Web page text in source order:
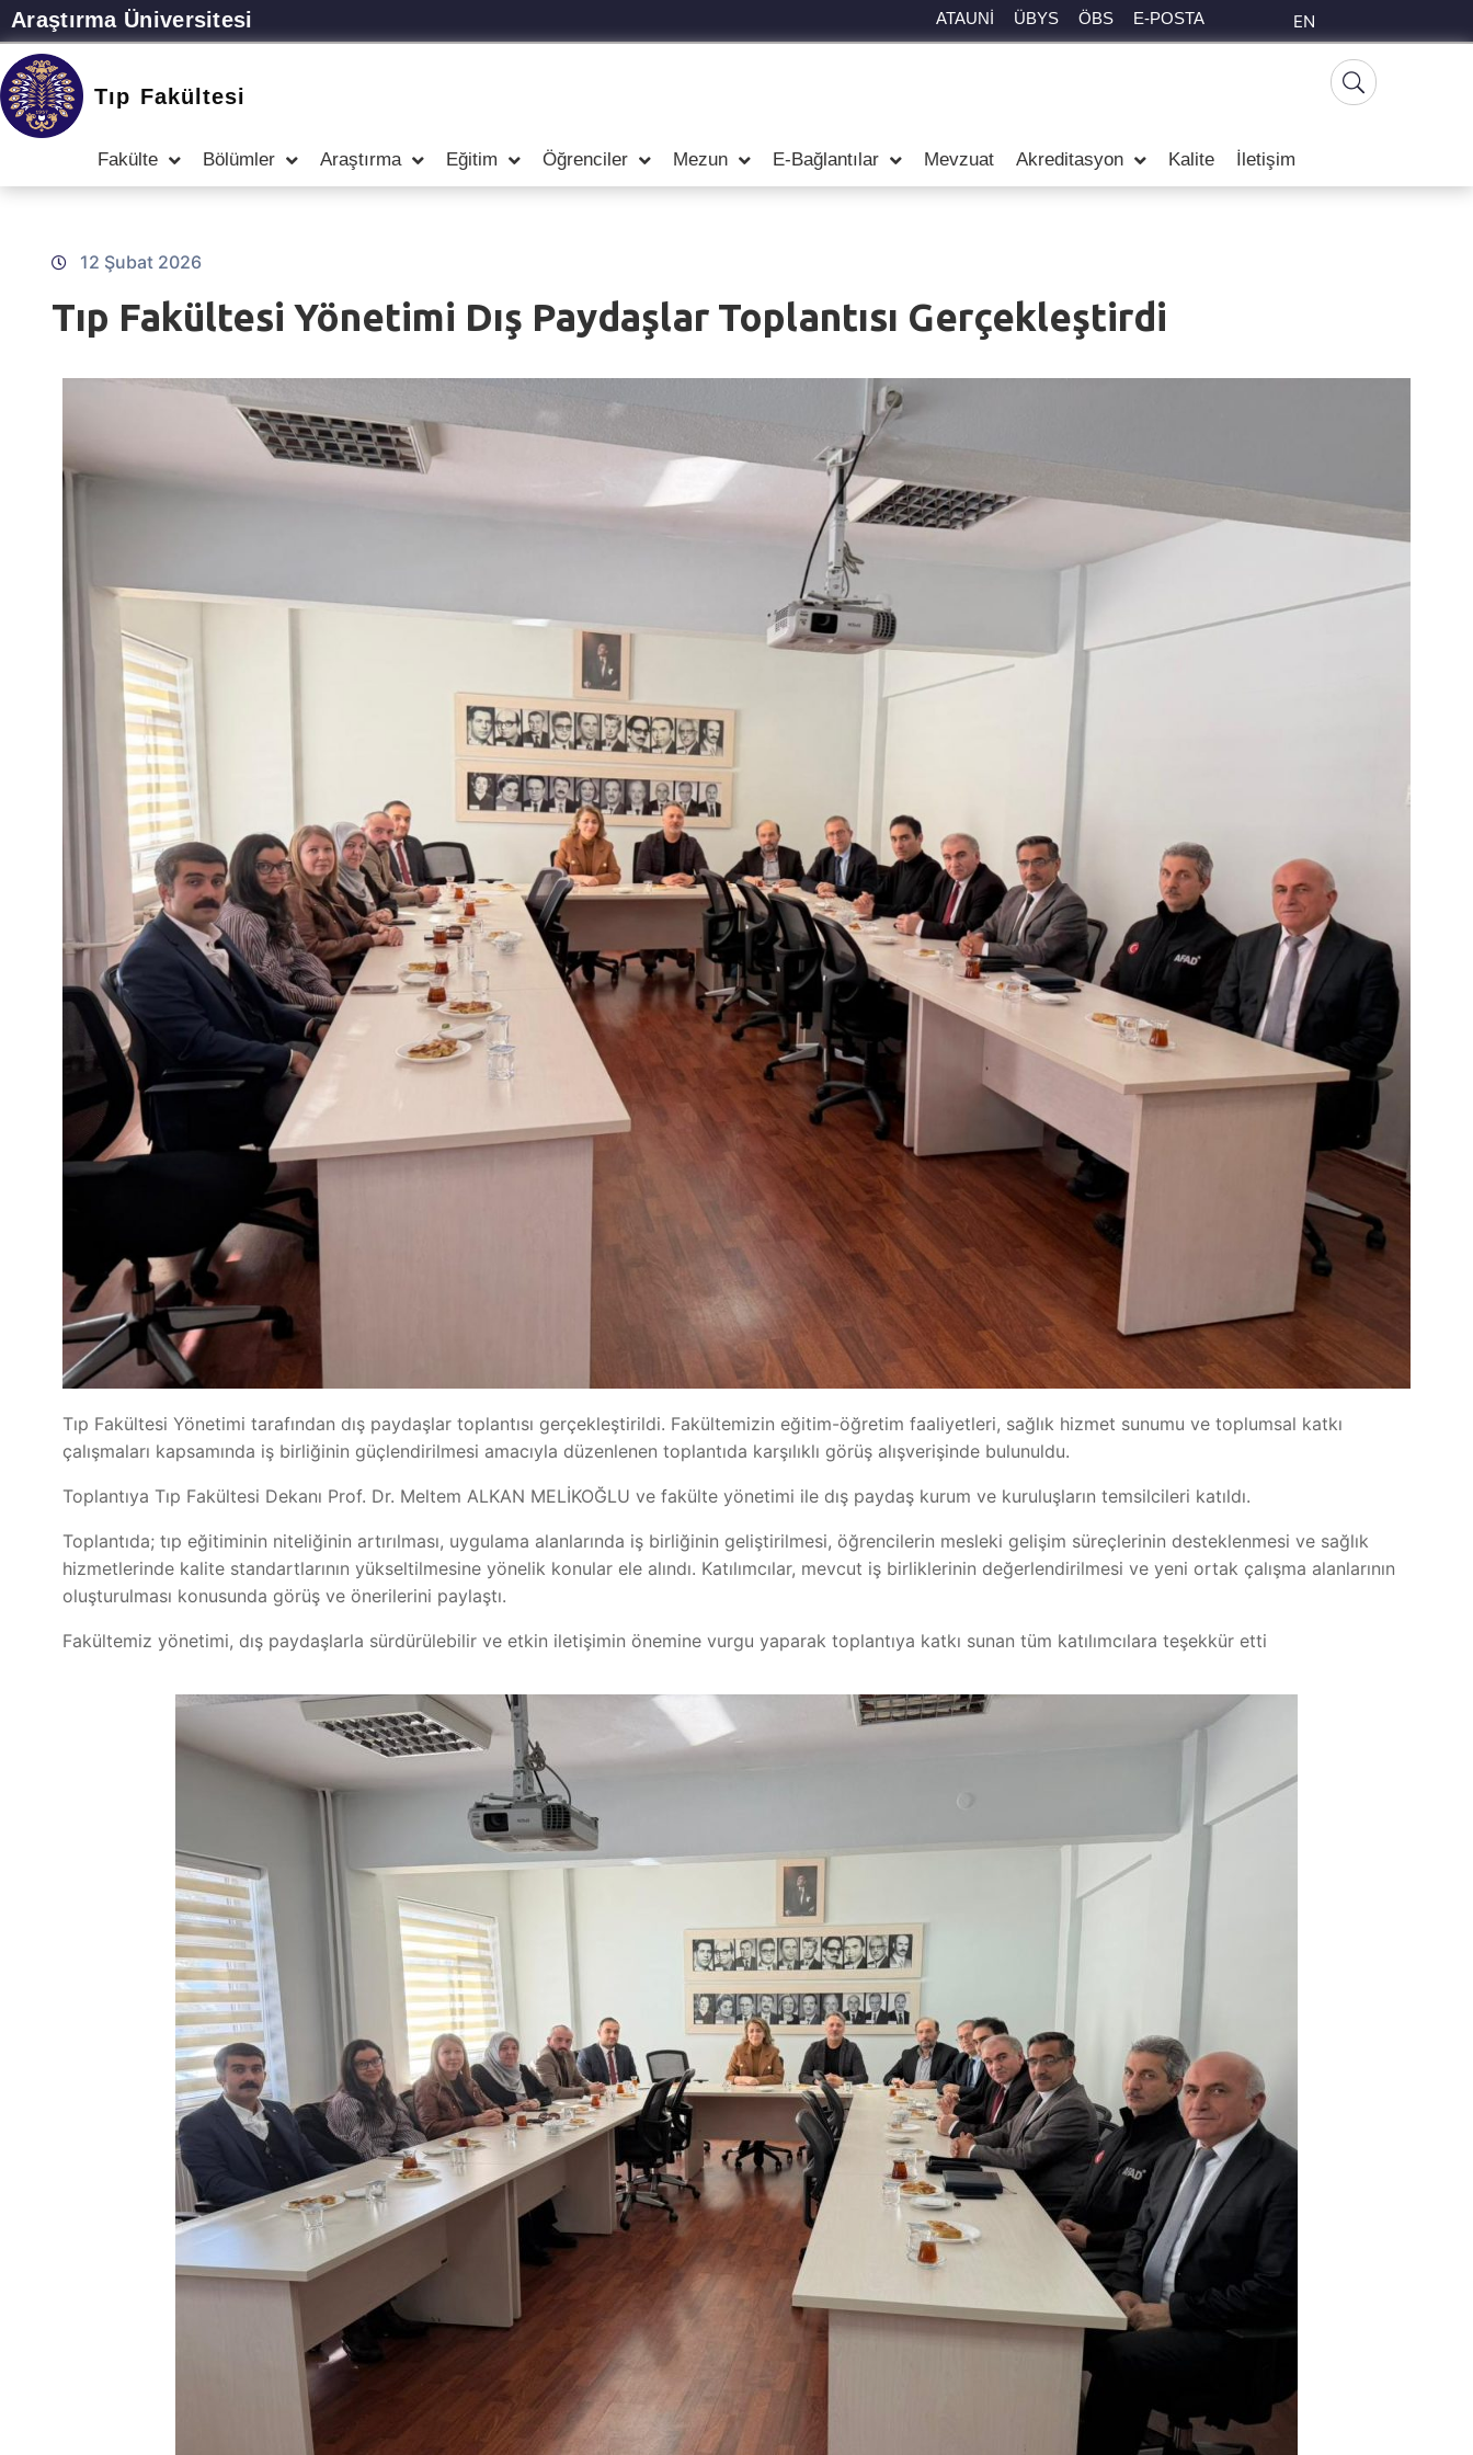
Araştırma Üniversitesi ATAUNİ ÜBYS ÖBS E-POSTA EN
Tıp Fakültesi
Fakülte Bölümler Araştırma Eğitim Öğrenciler Mezun E-Bağlantılar Mevzuat Akreditasyon Kalite İletişim
12 Şubat 2026
Tıp Fakültesi Yönetimi Dış Paydaşlar Toplantısı Gerçekleştirdi
Tıp Fakültesi Yönetimi tarafından dış paydaşlar toplantısı gerçekleştirildi. Fakültemizin eğitim-öğretim faaliyetleri, sağlık hizmet sunumu ve toplumsal katkı
çalışmaları kapsamında iş birliğinin güçlendirilmesi amacıyla düzenlenen toplantıda karşılıklı görüş alışverişinde bulunuldu.
Toplantıya Tıp Fakültesi Dekanı Prof. Dr. Meltem ALKAN MELİKOĞLU ve fakülte yönetimi ile dış paydaş kurum ve kuruluşların temsilcileri katıldı.
Toplantıda; tıp eğitiminin niteliğinin artırılması, uygulama alanlarında iş birliğinin geliştirilmesi, öğrencilerin mesleki gelişim süreçlerinin desteklenmesi ve sağlık
hizmetlerinde kalite standartlarının yükseltilmesine yönelik konular ele alındı. Katılımcılar, mevcut iş birliklerinin değerlendirilmesi ve yeni ortak çalışma alanlarının
oluşturulması konusunda görüş ve önerilerini paylaştı.
Fakültemiz yönetimi, dış paydaşlarla sürdürülebilir ve etkin iletişimin önemine vurgu yaparak toplantıya katkı sunan tüm katılımcılara teşekkür etti